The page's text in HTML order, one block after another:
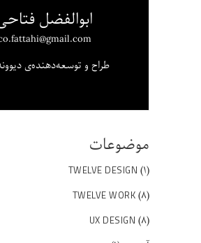
ابوالفضل
طراح و توسعه‌دهنده‌ی
موضوعات
TWELVE DESIGN (۱)
TWELVE WORK (۸)
UX DESIGN (۸)